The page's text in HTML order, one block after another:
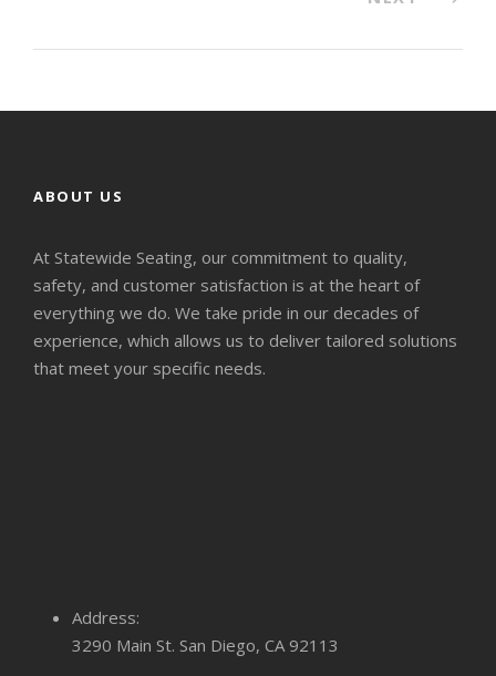
ABOUT US
At Statewide Seating, our commitment to quality,
safety, and customer satisfaction is at the heart of
everything we do. We take pride in our decades of
experience, which allows us to deliver tailored solutions
that meet your specific needs.
Address:
3290 Main St. San Diego, CA 92113